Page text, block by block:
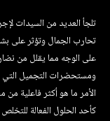
تلجأ العديد من السيدات
تحارب الجمال وتؤثر على
على الوجه مما يقلل من
ومستحضرات التجميل التي
الأمر ما هو أكثر فاعلية
كأحد الحلول الفعالة